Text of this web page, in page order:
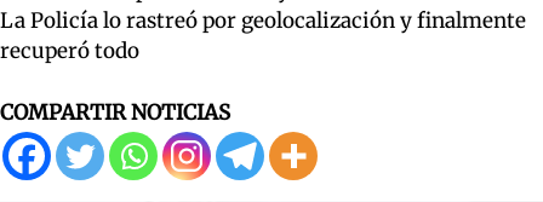
La Policía lo rastreó por geolocalización y finalmente
recuperó todo
COMPARTIR NOTICIAS